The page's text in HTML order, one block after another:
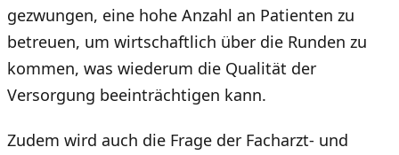
gezwungen, eine hohe Anzahl an Patienten zu
betreuen, um wirtschaftlich über die Runden zu
kommen, was wiederum die Qualität der
Versorgung beeinträchtigen kann.
Zudem wird auch die Frage der Facharzt- und